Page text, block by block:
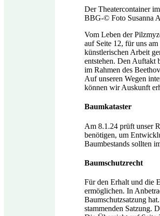
Der Theatercontainer
BBG-© Foto Susanna
Vom Leben der
auf Seite 12, für uns
künstlerischen Arbeit
entstehen. Den Auftakt
im Rahmen des
Auf unseren Wegen
können wir Auskunft
Baumkataster
Am 8.1.24 prüft unser
benötigen, um
Baumbestands sollten
Baumschutzrecht
Für den Erhalt und die
ermöglichen. In
Baumschutzsatzung
stammenden Satzung.